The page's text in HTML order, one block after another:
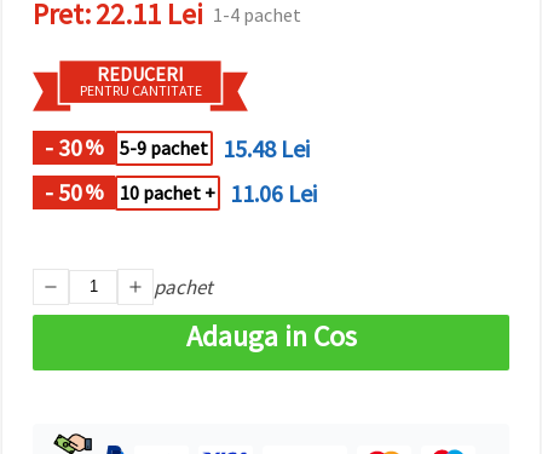
făcând clic
pe butonul
Аcceptati
toate!
Setări
Pret:22.11 Lei 1-4 pachet
REDUCERI
PENTRU CANTITATE
- 30% 5-9 pachet
15.48 Lei
- 50% 10 pachet + 11.06 Lei
pachet
Adauga in Cos